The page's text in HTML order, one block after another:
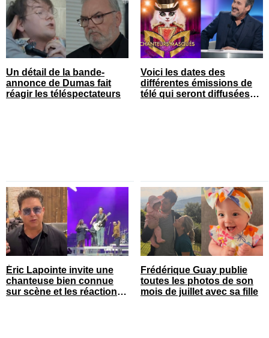
Un détail de la bande-
annonce de Dumas fait
réagir les téléspectateurs
Voici les dates des
différentes émissions de
télé qui seront diffusées
Éric Lapointe invite une
chanteuse bien connue
sur scène et les réactions
Frédérique Guay publie
toutes les photos de son
mois de juillet avec sa fille